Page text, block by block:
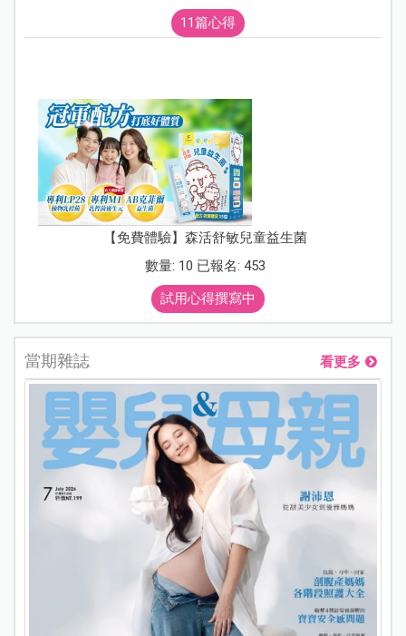
11篇心得
【免費體驗】森活舒敏兒童益生菌
數量: 10 已報名: 453
試用心得撰寫中
當期雜誌 看更多